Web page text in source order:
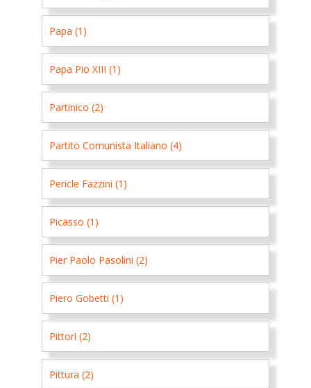
Papa (1)
Papa Pio XIII (1)
Partinico (2)
Partito Comunista Italiano (4)
Pericle Fazzini (1)
Picasso (1)
Pier Paolo Pasolini (2)
Piero Gobetti (1)
Pittori (2)
Pittura (2)